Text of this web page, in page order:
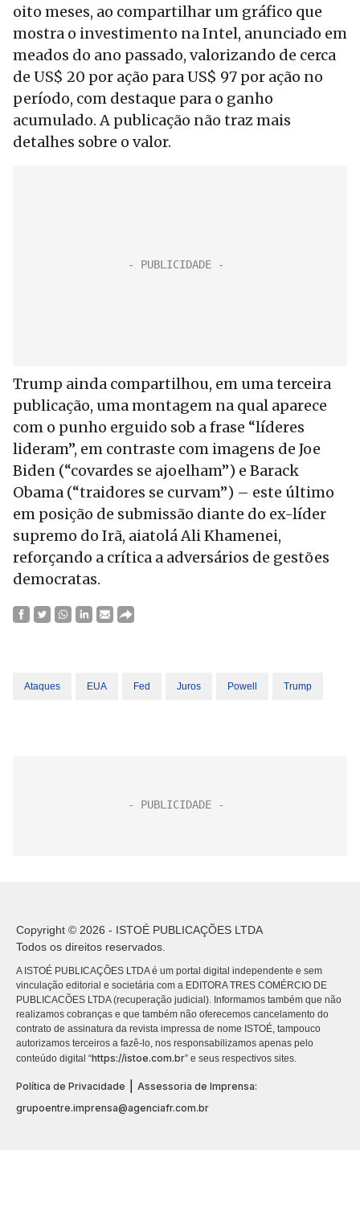
oito meses, ao compartilhar um gráfico que
mostra o investimento na Intel, anunciado em
meados do ano passado, valorizando de cerca
de US$ 20 por ação para US$ 97 por ação no
período, com destaque para o ganho
acumulado. A publicação não traz mais
detalhes sobre o valor.
Trump ainda compartilhou, em uma terceira
publicação, uma montagem na qual aparece
com o punho erguido sob a frase “líderes
lideram”, em contraste com imagens de Joe
Biden (“covardes se ajoelham”) e Barack
Obama (“traidores se curvam”) – este último
em posição de submissão diante do ex-líder
supremo do Irã, aiatolá Ali Khamenei,
reforçando a crítica a adversários de gestões
democratas.
Ataques EUA Fed Juros Powell Trump
Copyright © 2026 - ISTOÉ PUBLICAÇÕES LTDA
Todos os direitos reservados.
A ISTOÉ PUBLICAÇÕES LTDA é um portal digital independente e sem
vinculação editorial e societária com a EDITORA TRES COMÉRCIO DE
PUBLICACÕES LTDA (recuperação judicial). Informamos também que não
realizamos cobranças e que também não oferecemos cancelamento do
contrato de assinatura da revista impressa de nome ISTOÉ, tampouco
autorizamos terceiros a fazê-lo, nos responsabilizamos apenas pelo
conteúdo digital “https://istoe.com.br” e seus respectivos sites.
Política de Privacidade
Assessoria de Imprensa:
grupoentre.imprensa@agenciafr.com.br